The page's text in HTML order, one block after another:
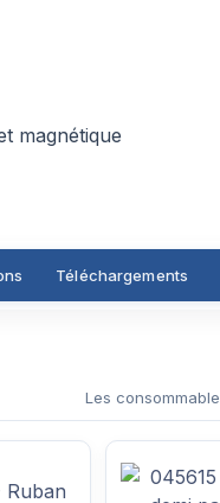
magnétique
Téléchargements
Les